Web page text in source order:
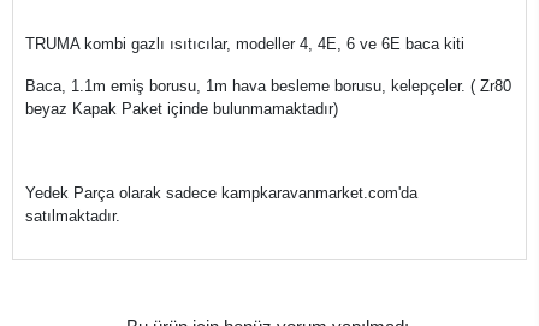
TRUMA kombi gazlı ısıtıcılar, modeller 4, 4E, 6 ve 6E baca kiti
Baca, 1.1m emiş borusu, 1m hava besleme borusu, kelepçeler. ( Zr80
beyaz Kapak Paket içinde bulunmamaktadır)
Yedek Parça olarak sadece kampkaravanmarket.com'da
satılmaktadır.